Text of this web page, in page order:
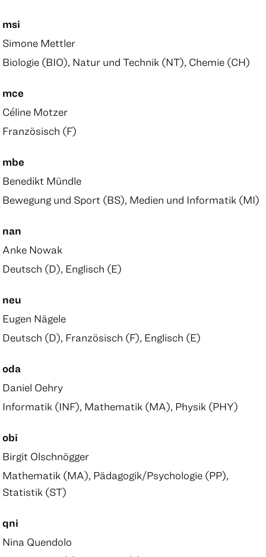
msi
Simone Mettler
Biologie (BIO), Natur und Technik (NT), Chemie (CH)
mce
Céline Motzer
Französisch (F)
mbe
Benedikt Mündle
Bewegung und Sport (BS), Medien und Informatik (MI)
nan
Anke Nowak
Deutsch (D), Englisch (E)
neu
Eugen Nägele
Deutsch (D), Französisch (F), Englisch (E)
oda
Daniel Oehry
Informatik (INF), Mathematik (MA), Physik (PHY)
obi
Birgit Olschnögger
Mathematik (MA), Pädagogik/Psychologie (PP),
Statistik (ST)
qni
Nina Quendolo